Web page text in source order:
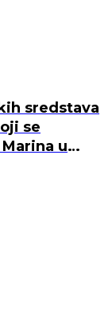
sredstava
se
u